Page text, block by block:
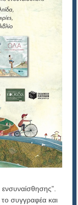
ενσυναίσθησης”.
το συγγραφέα και